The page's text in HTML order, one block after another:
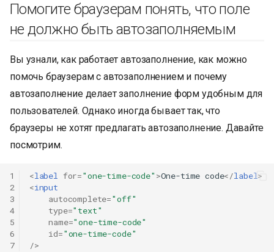
Помогите браузерам понять, что поле
не должно быть автозаполняемым
Вы узнали, как работает автозаполнение, как можно
помочь браузерам с автозаполнением и почему
автозаполнение делает заполнение форм удобным для
пользователей. Однако иногда бывает так, что
браузеры не хотят предлагать автозаполнение. Давайте
посмотрим.
1
2
3
4
5
6
7
<label for="one-time-code" >One-time code</label>
<input
autocomplete="off"
type="text"
name="one-time-code"
id="one-time-code"
/>